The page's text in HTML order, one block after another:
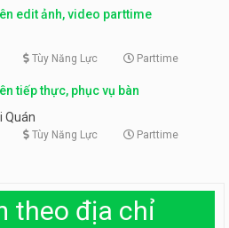
edit ảnh, video parttime
Tùy Năng Lực Parttime
tiếp thực, phục vụ bàn
Quán
Tùy Năng Lực Parttime
theo địa chỉ